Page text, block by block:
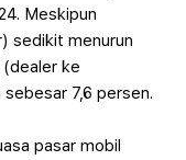
Meskipun
sedikit menurun
(dealer ke
7,6 persen.
pasar mobil